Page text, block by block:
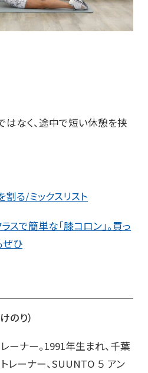
はなく、途中で短い休憩を挟
割る/ミックスリスト
スで簡単な「膝コロン」。買っ
ぜひ
のり）
ーナー。1991年生まれ、千葉
レーナー、SUUNTO ５ アン